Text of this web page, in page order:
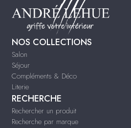
NOS COLLECTIONS
Salon
Séjour
Compléments & Déco
Literie
RECHERCHE
Rechercher un produit
Recherche par marque